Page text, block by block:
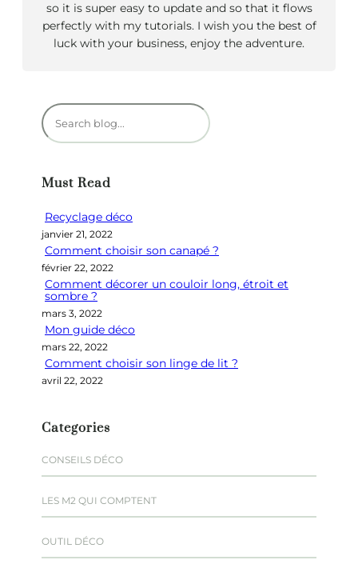
so it is super easy to update and so that it flows
perfectly with my tutorials. I wish you the best of
luck with your business, enjoy the adventure.
R
e
e
c
h
e
Must Read
Recyclage déco
janvier 21, 2022
Comment choisir son canapé ?
février 22, 2022
Comment décorer un couloir long, étroit et
sombre ?
mars 3, 2022
Mon guide déco
mars 22, 2022
Comment choisir son linge de lit ?
avril 22, 2022
Categories
CONSEILS DÉCO
LES M2 QUI COMPTENT
OUTIL DÉCO